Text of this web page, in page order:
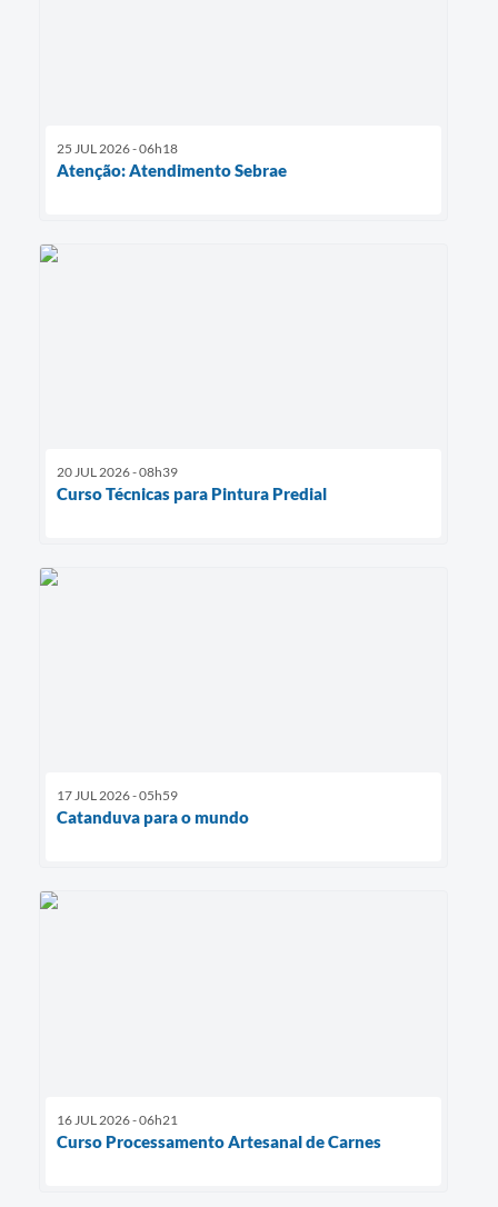
25 JUL 2026 - 06h18
Atenção: Atendimento Sebrae
20 JUL 2026 - 08h39
Curso Técnicas para Pintura Predial
17 JUL 2026 - 05h59
Catanduva para o mundo
16 JUL 2026 - 06h21
Curso Processamento Artesanal de Carnes